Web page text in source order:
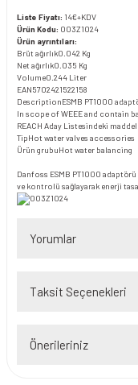
Liste Fiyatı: 14€+KDV
Ürün Kodu: 003Z1024
Ürün ayrıntıları:
Brüt ağırlık0.042 Kg
Net ağırlık0.035 Kg
Volume0.244 Liter
EAN5702421522158
DescriptionESMB PT1000
In scope of WEEE and contain
REACH Aday Listesindeki
TipHot water valves accessories
Ürün grubuHot water balancing
Danfoss ESMB PT1000
ve kontrolü sağlayarak enerji
Yorumlar
Taksit Seçenekleri
Önerileriniz